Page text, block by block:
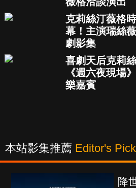
克莉絲汀薇格
幕！主演瑞絲
劇影集
喜劇天后克莉
《週六夜現
樂嘉賓
本站影集推薦 Editor's
降世神通：最後的